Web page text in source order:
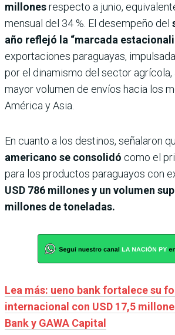
millonesrespecto a junio,
mensual del 34 %. El desempeño del
año reflejó la “marcada
exportaciones paraguayas,
por el dinamismo del sector agrícola,
mayor volumen de envíos hacia los
América y Asia.
En cuanto a los destinos, señalaron
americano se consolidó como el
para los productos paraguayos con
USD 786 millones y un volumen
millones de toneladas.
Lea más: ueno bank fortalece su
internacional con USD 17,5
Bank y GAWA Capital